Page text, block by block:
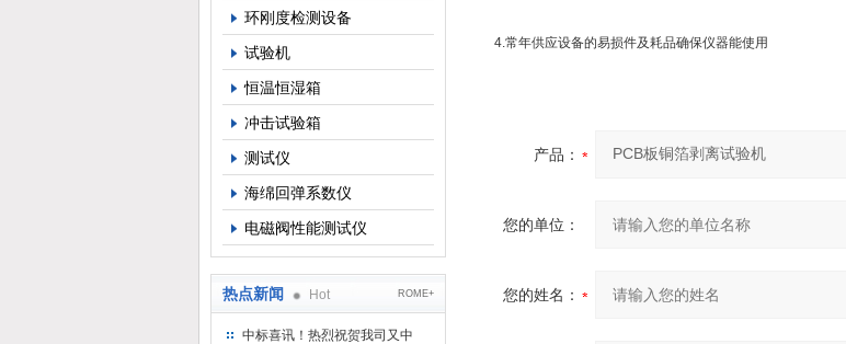
环刚度检测设备
试验机
恒温恒湿箱
冲击试验箱
测试仪
海绵回弹系数仪
电磁阀性能测试仪
热点新闻 Hot ROME+
中标喜讯！热烈祝贺我司又中
4.常年供应设备的易损件及耗品确保仪器能使用
产品：
您的单位：
您的姓名：